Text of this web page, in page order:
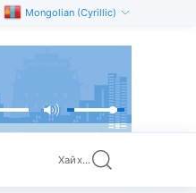
Mongolian (Cyrillic)
Хайх...